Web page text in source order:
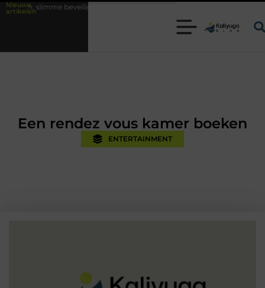
Nieuwe
artikelen met kennis uit de praktijk
Een rendez vous kamer boeken
ENTERTAINMENT